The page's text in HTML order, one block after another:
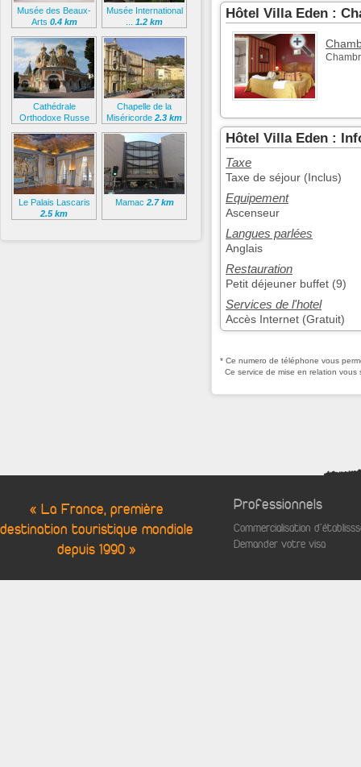
Hôtel Villa Eden :
Hôtel Villa Eden :
Taxe
Taxe de séjour (Inclus)
Equipement
Ascenseur
Langues parlées
Anglais
Restauration
Petit déjeuner buffet (9)
Services de l'hotel
Accès Internet (Gratuit)
* Ce numero de téléphone vous
Ce service de mise en relation
Musée des Beaux-
Arts 0.4 km
Musée International
1.2 km
Cathédrale
Orthodoxe Russe
Chapelle de la
Miséricorde 2.3 km
Le Palais Lascaris
2.5 km
Mamac 2.7 km
« La France, première
destination touristique mondiale
depuis 1990 »
Professionnels
Commercialisation
Demander votre visa